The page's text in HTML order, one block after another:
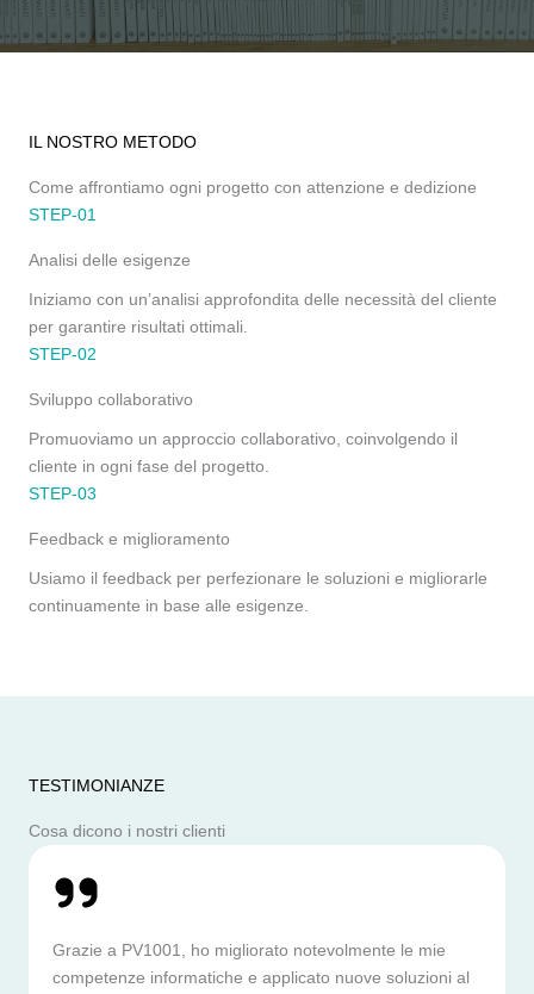
IL NOSTRO METODO
Come affrontiamo ogni progetto con attenzione e dedizione
STEP-01
Analisi delle esigenze
Iniziamo con un’analisi approfondita delle necessità del cliente
per garantire risultati ottimali.
STEP-02
Sviluppo collaborativo
Promuoviamo un approccio collaborativo, coinvolgendo il
cliente in ogni fase del progetto.
STEP-03
Feedback e miglioramento
Usiamo il feedback per perfezionare le soluzioni e migliorarle
continuamente in base alle esigenze.
TESTIMONIANZE
Cosa dicono i nostri clienti
Grazie a PV1001, ho migliorato notevolmente le mie
competenze informatiche e applicato nuove soluzioni al